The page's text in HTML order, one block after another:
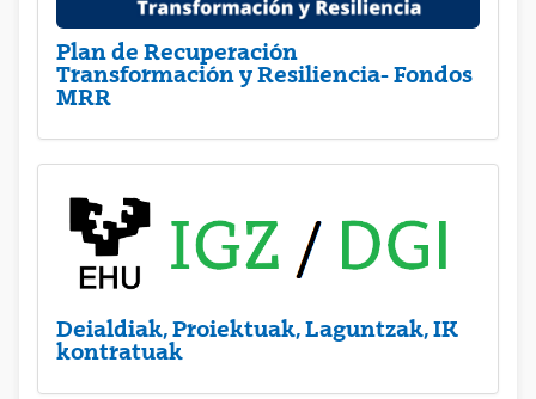
Plan de Recuperación
Transformación y Resiliencia- Fondos
MRR
Deialdiak, Proiektuak, Laguntzak, IK
kontratuak